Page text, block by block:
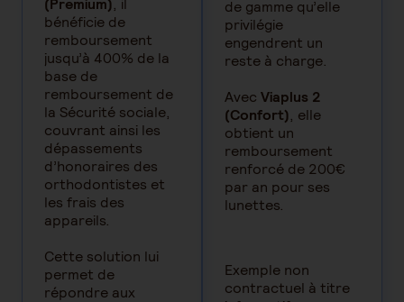
(Premium), il
bénéficie de
remboursement
jusqu’à 400% de la
base de
remboursement de
la Sécurité sociale,
couvrant ainsi les
dépassements
d’honoraires des
orthodontistes et
les frais des
appareils.
Cette solution lui
permet de
répondre aux
de gamme qu’elle
privilégie
engendrent un
reste à charge.
Avec Viaplus 2
(Confort), elle
obtient un
remboursement
renforcé de 200€
par an pour ses
lunettes.
Exemple non
contractuel à titre